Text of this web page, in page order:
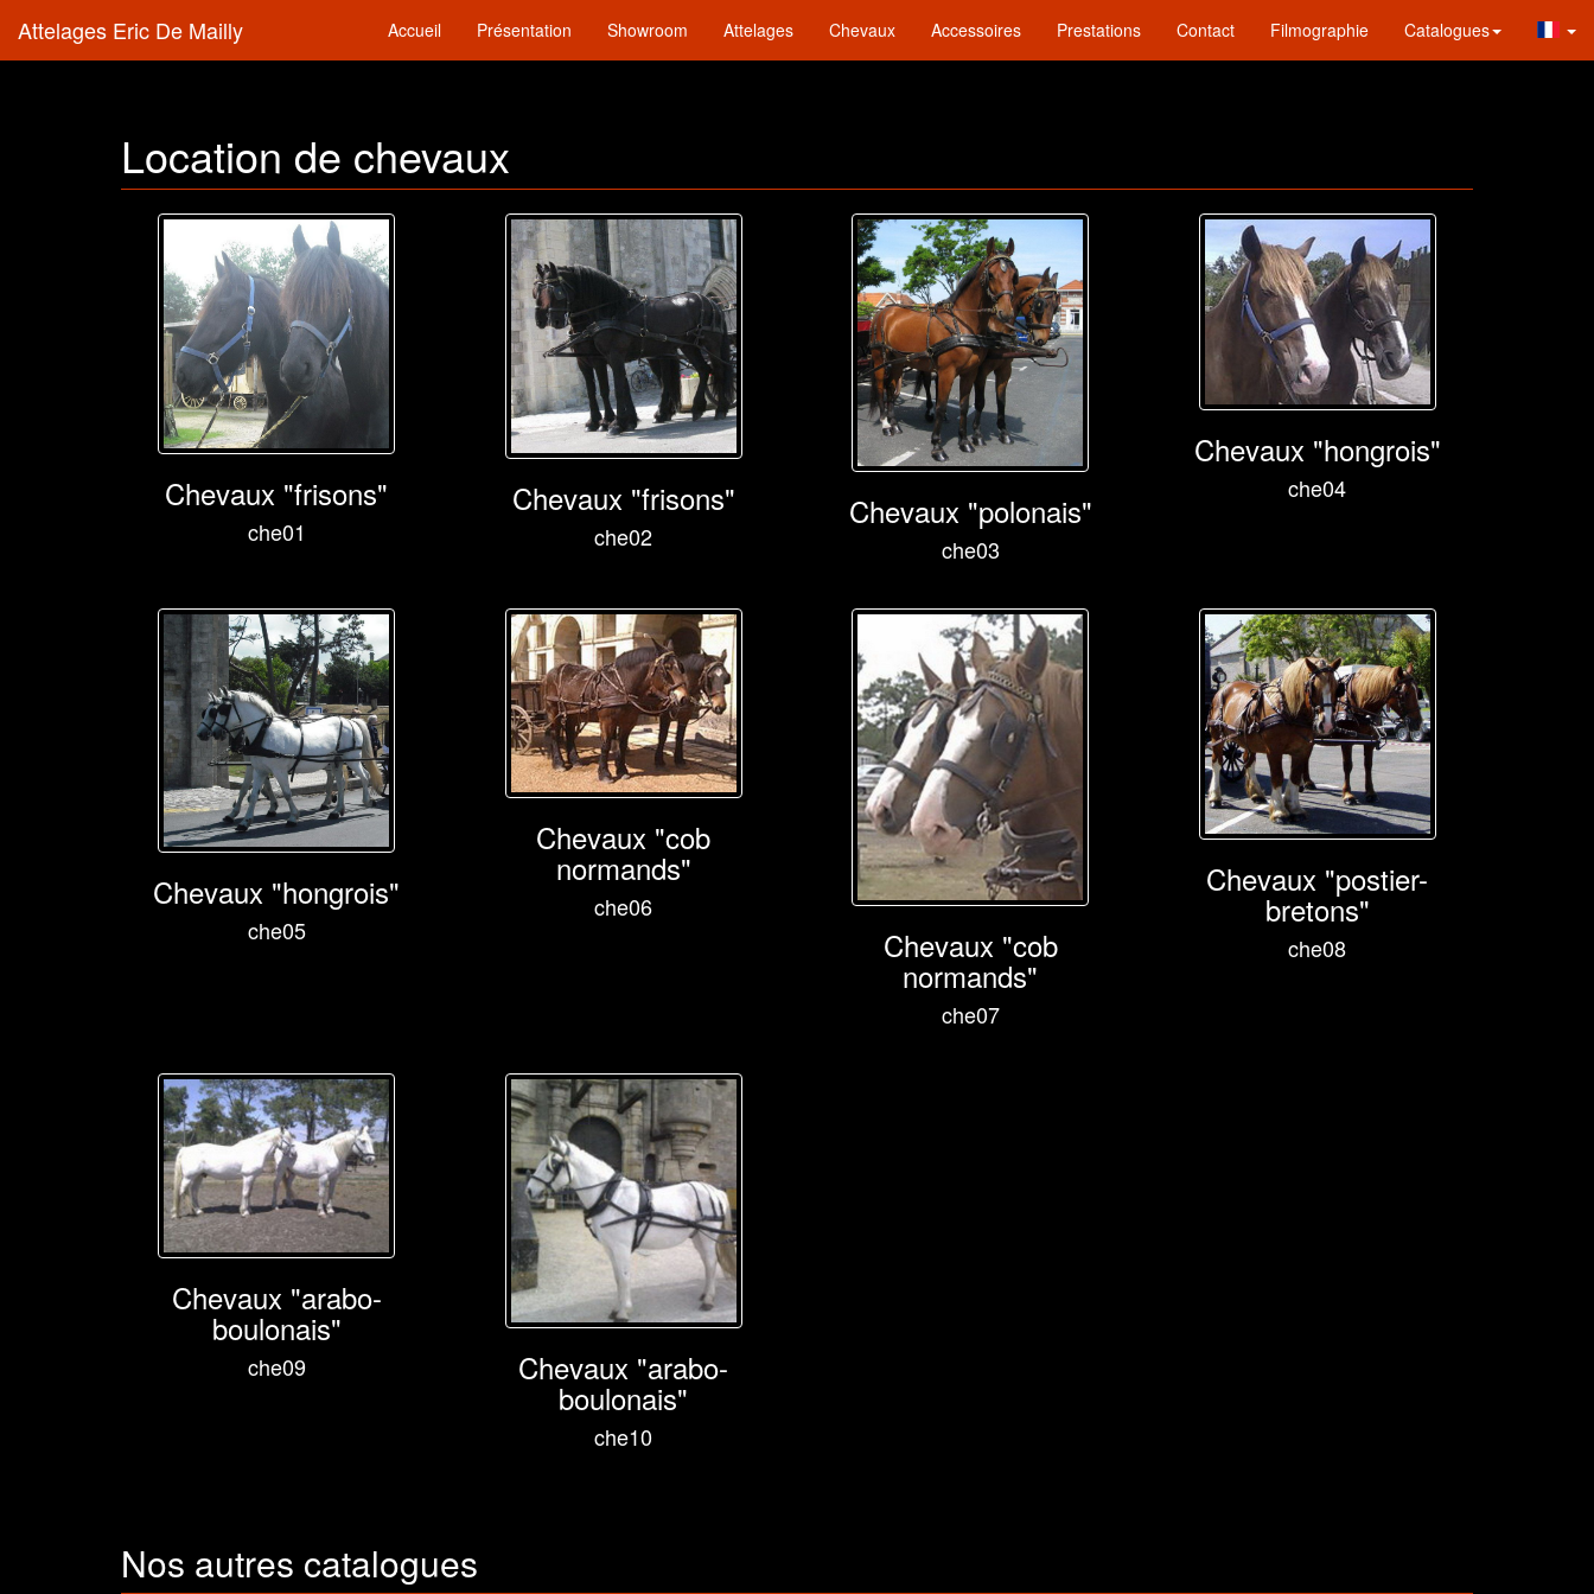
Attelages Eric De Mailly Accueil Présentation Showroom Attelages Chevaux Accessoires Prestations Contact Filmographie Catalogues
Location de chevaux
Chevaux "frisons"
che01
Chevaux "frisons"
che02
Chevaux "polonais"
che03
Chevaux "hongrois"
che04
Chevaux "hongrois"
che05
Chevaux "cob
normands"
che06
Chevaux "cob
normands"
che07
Chevaux "postier-
bretons"
che08
Chevaux "arabo-
boulonais"
che09 Chevaux "arabo-
boulonais"
che10
Nos autres catalogues